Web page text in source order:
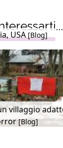
USA[Blog]
villaggio
[Blog]